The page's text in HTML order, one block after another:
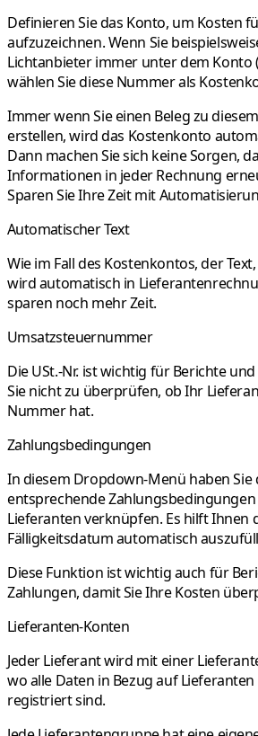
Definieren Sie das Konto, um Kosten
aufzuzeichnen. Wenn Sie
Lichtanbieter immer unter dem Konto
wählen Sie diese Nummer als
Immer wenn Sie einen Beleg zu
erstellen, wird das Kostenkonto
Dann machen Sie sich keine Sorgen,
Informationen in jeder Rechnung
Sparen Sie Ihre Zeit mit
Automatischer Text
Wie im Fall des Kostenkontos, der
wird automatisch in
sparen noch mehr Zeit.
Umsatzsteuernummer
Die USt.-Nr. ist wichtig für Berichte
Sie nicht zu überprüfen, ob Ihr
Nummer hat.
Zahlungsbedingungen
In diesem Dropdown-Menü haben
entsprechende
Lieferanten verknüpfen. Es hilft Ihnen
Fälligkeitsdatum automatisch
Diese Funktion ist wichtig auch für
Zahlungen, damit Sie Ihre Kosten
Lieferanten-Konten
Jeder Lieferant wird mit einer
wo alle Daten in Bezug auf
registriert sind.